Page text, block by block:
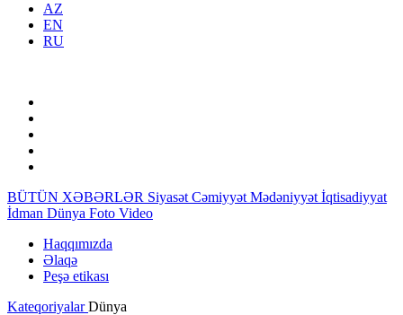
AZ
EN
RU
BÜTÜN XƏBƏRLƏR Siyasət Cəmiyyət Mədəniyyət İqtisadiyyat
İdman Dünya Foto Video
Haqqımızda
Əlaqə
Peşə etikası
KateqoriyalarDünya